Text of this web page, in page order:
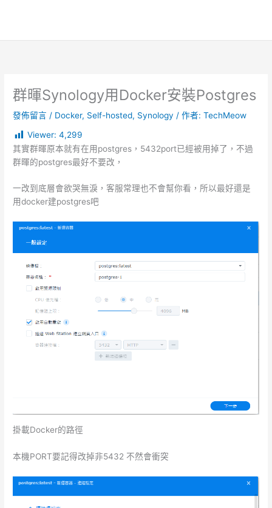
群暉Synology用Docker安裝Postgres
發佈留言 / Docker, Self-hosted, Synology / 作者:TechMeow
Viewer: 4,299
其實群暉原本就有在用postgres，5432port已經被用掉了，不過
群暉的postgres最好不要改，
一改到底層會欲哭無淚，客服常理也不會幫你看，所以最好還是
用docker建postgres吧
掛載Docker的路徑
本機PORT要記得改掉非5432 不然會衝突